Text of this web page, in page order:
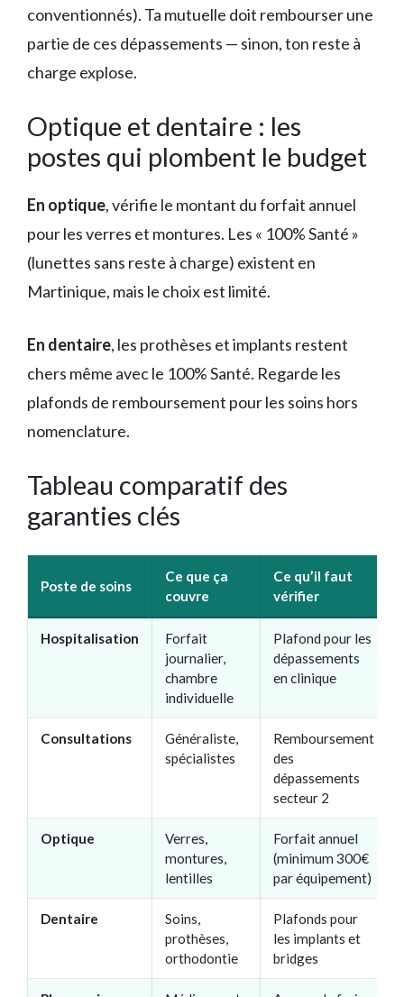
conventionnés). Ta mutuelle doit rembourser une
partie de ces dépassements — sinon, ton reste à
charge explose.
Optique et dentaire : les
postes qui plombent le budget
En optique, vérifie le montant du forfait annuel
pour les verres et montures. Les « 100% Santé »
(lunettes sans reste à charge) existent en
Martinique, mais le choix est limité.
En dentaire, les prothèses et implants restent
chers même avec le 100% Santé. Regarde les
plafonds de remboursement pour les soins hors
nomenclature.
Tableau comparatif des
garanties clés
Poste de soins
Ce que ça
couvre
Ce qu’il faut
vérifier
Hospitalisation
Forfait
journalier,
chambre
individuelle
Plafond pour les
dépassements
en clinique
Consultations
Généraliste,
spécialistes
Remboursement
des
dépassements
secteur 2
Optique
Verres,
montures,
lentilles
Forfait annuel
(minimum 300€
par équipement)
Dentaire
Soins,
prothèses,
orthodontie
Plafonds pour
les implants et
bridges